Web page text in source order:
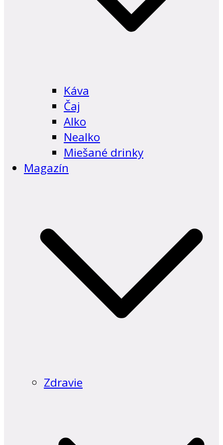
Káva
Čaj
Alko
Nealko
Miešané drinky
Magazín
Zdravie